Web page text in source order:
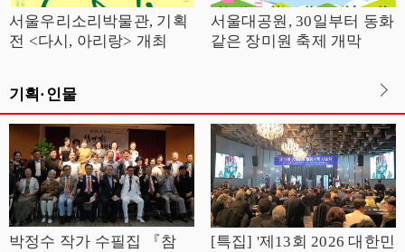
서울우리소리박물관, 기획
전 <다시, 아리랑> 개최
서울대공원, 30일부터 동화
같은 장미원 축제 개막
기획·인물
박정수 작가 수필집 『참
[특집] '제13회 2026 대한민